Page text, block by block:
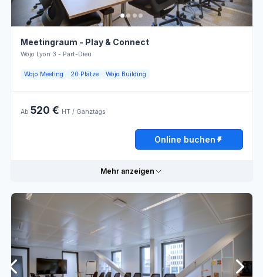
Meetingraum - Play & Connect
Wojo Lyon 3 - Part-Dieu
Wojo Meeting 20 Plätze Wojo Building
Ab 520 € HT / Ganztags
Online buchen
Mehr anzeigen
Praktische Informationen
Klimaanlage
Modulare
Möbel